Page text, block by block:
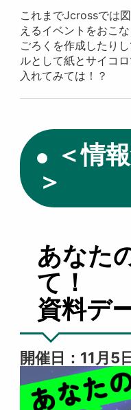
これまでJcrossでは
えるイベントをおこ
ごろくを作成したり
ルとして紙とサイコ
入れてみては！？
＜情
＞
あなた
て！
資料デ
開催日：11月5